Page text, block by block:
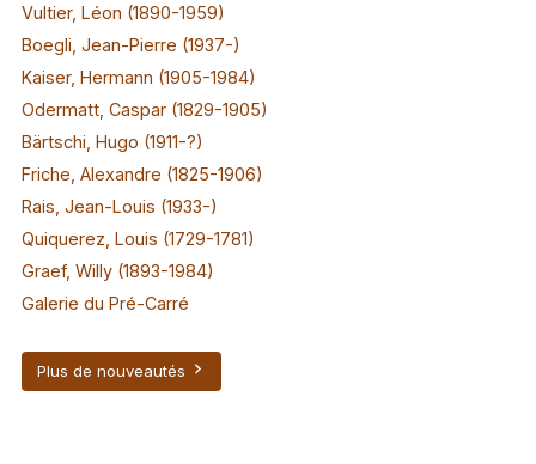
Vultier, Léon (1890-1959)
Boegli, Jean-Pierre (1937-)
Kaiser, Hermann (1905-1984)
Odermatt, Caspar (1829-1905)
Bärtschi, Hugo (1911-?)
Friche, Alexandre (1825-1906)
Rais, Jean-Louis (1933-)
Quiquerez, Louis (1729-1781)
Graef, Willy (1893-1984)
Galerie du Pré-Carré
Plus de nouveautés